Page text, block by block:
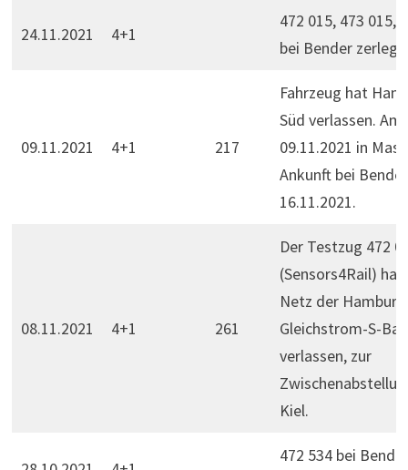
24.11.2021 4+1
472 015, 473 015,
bei Bender zerlegt.
09.11.2021 4+1 217
Fahrzeug hat
Süd verlassen. Am
09.11.2021 in
Ankunft bei Bender
16.11.2021.
08.11.2021 4+1 261
Der Testzug 472
(Sensors4Rail) hat
Netz der
Gleichstrom-S-
verlassen, zur
Kiel.
472 534 bei Bender